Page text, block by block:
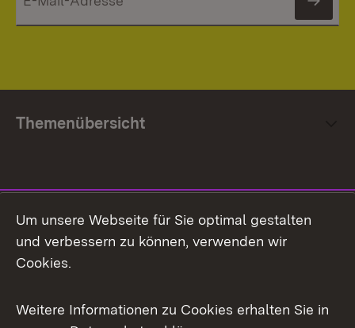
Themenübersicht
Facebook
X / Twitter
Um unsere Webseite für Sie optimal gestalten
und verbessern zu können, verwenden wir
Cookies.
Weitere Informationen zu Cookies erhalten Sie in